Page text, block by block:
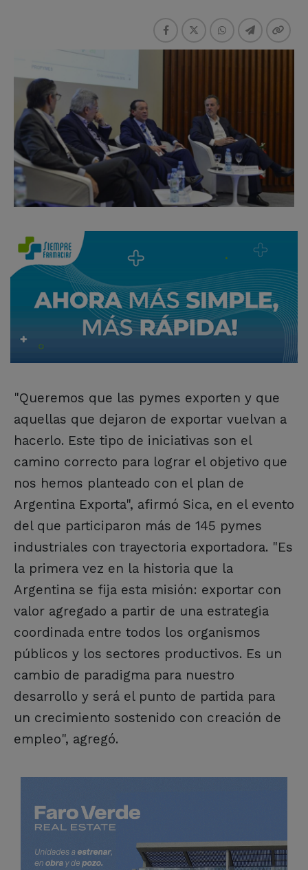
"Queremos que las pymes exporten y que
aquellas que dejaron de exportar vuelvan a
hacerlo. Este tipo de iniciativas son el
camino correcto para lograr el objetivo que
nos hemos planteado con el plan de
Argentina Exporta", afirmó Sica, en el evento
del que participaron más de 145 pymes
industriales con trayectoria exportadora. "Es
la primera vez en la historia que la
Argentina se fija esta misión: exportar con
valor agregado a partir de una estrategia
coordinada entre todos los organismos
públicos y los sectores productivos. Es un
cambio de paradigma para nuestro
desarrollo y será el punto de partida para
un crecimiento sostenido con creación de
empleo", agregó.